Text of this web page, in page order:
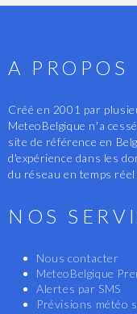
A PROPOS
Créé en 2001 par
MeteoBelgique n'a
site de référence en
d'expérience dans les
du réseau en temps
NOS
Nous contacter
MeteoBelgique
Alertes par SMS
Prévisions météo